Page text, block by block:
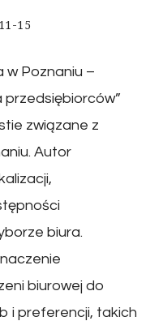
15
w Poznaniu –
związane z
Autor
biura.
biurowej do
i preferencji, takich